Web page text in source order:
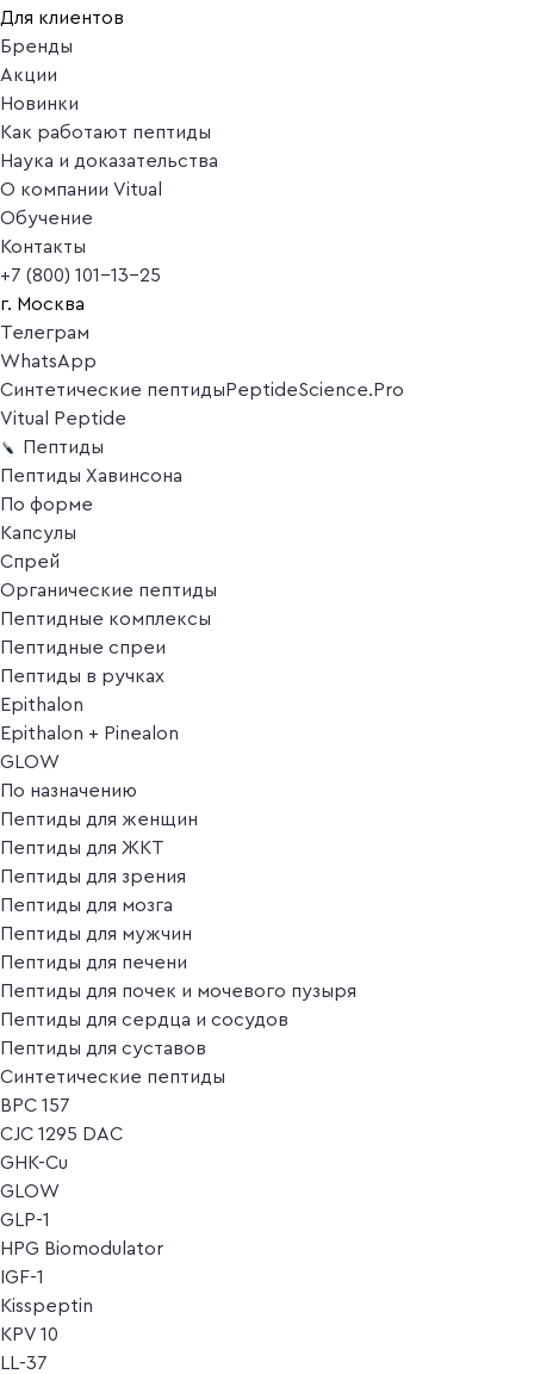
Для клиентов
Бренды
Акции
Новинки
Как работают пептиды
Наука и доказательства
О компании Vitual
Обучение
Контакты
+7 (800) 101-13-25
г. Москва
Телеграм
WhatsApp
Синтетические пептиды PeptideScience.Pro
Vitual Peptide
Пептиды
Пептиды Хавинсона
По форме
Капсулы
Спрей
Органические пептиды
Пептидные комплексы
Пептидные спреи
Пептиды в ручках
Epithalon
Epithalon + Pinealon
GLOW
По назначению
Пептиды для женщин
Пептиды для ЖКТ
Пептиды для зрения
Пептиды для мозга
Пептиды для мужчин
Пептиды для печени
Пептиды для почек и мочевого пузыря
Пептиды для сердца и сосудов
Пептиды для суставов
Синтетические пептиды
BPC 157
CJC 1295 DAC
GHK-Cu
GLOW
GLP-1
HPG Biomodulator
IGF-1
Kisspeptin
KPV 10
LL-37